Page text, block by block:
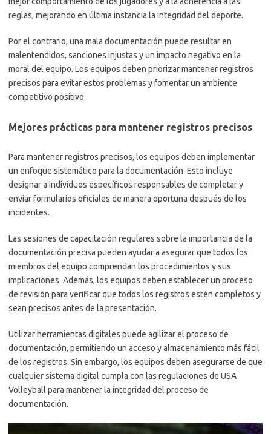
reglas, mejorando en última instancia la integridad del deporte.
Por el contrario, una mala documentación puede resultar en
malentendidos, sanciones injustas y un impacto negativo en la
moral del equipo. Los equipos deben priorizar mantener registros
precisos para evitar estos problemas y fomentar un ambiente
competitivo positivo.
Mejores prácticas para mantener registros precisos
Para mantener registros precisos, los equipos deben implementar
un enfoque sistemático para la documentación. Esto incluye
designar a individuos específicos responsables de completar y
enviar formularios oficiales de manera oportuna después de los
incidentes.
Las sesiones de capacitación regulares sobre la importancia de la
documentación precisa pueden ayudar a asegurar que todos los
miembros del equipo comprendan los procedimientos y sus
implicaciones. Además, los equipos deben establecer un proceso
de revisión para verificar que todos los registros estén completos y
sean precisos antes de la presentación.
Utilizar herramientas digitales puede agilizar el proceso de
documentación, permitiendo un acceso y almacenamiento más fácil
de los registros. Sin embargo, los equipos deben asegurarse de que
cualquier sistema digital cumpla con las regulaciones de USA
Volleyball para mantener la integridad del proceso de
documentación.